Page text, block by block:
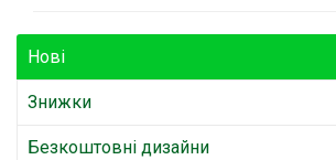
Нові
Знижки
Безкоштовні дизайни